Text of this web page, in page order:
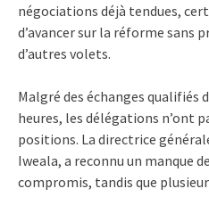
négociations déjà tendues,
d’avancer sur la réforme sans
d’autres volets.
Malgré des échanges qualifiés
heures, les délégations n’ont
positions. La directrice
Iweala, a reconnu un manque
compromis, tandis que